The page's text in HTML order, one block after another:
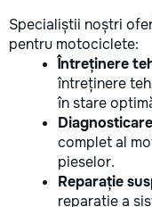
Specialiștii noștri
pentru motociclete:
Întreținere
întreținere
în stare
complet al
pieselor.
Reparație
reparație a